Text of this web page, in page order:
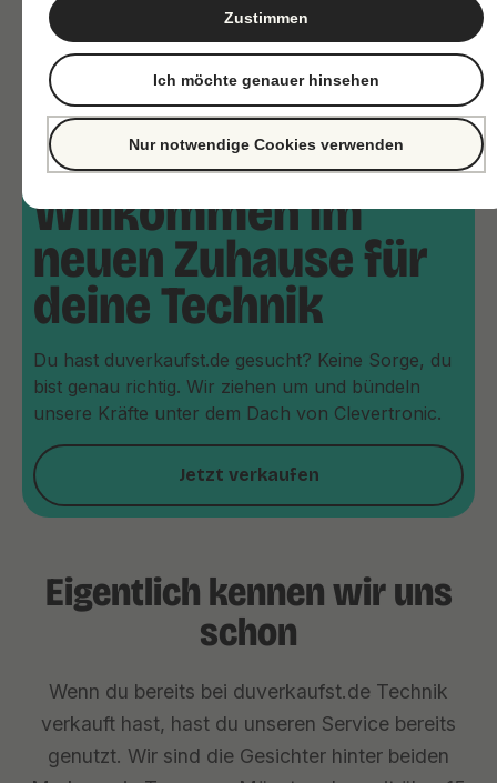
Willkommen im
neuen Zuhause für
deine Technik
Du hast duverkaufst.de gesucht? Keine Sorge, du
bist genau richtig. Wir ziehen um und bündeln
unsere Kräfte unter dem Dach von Clevertronic.
Jetzt verkaufen
Eigentlich kennen wir uns
schon
Wenn du bereits bei duverkaufst.de Technik
verkauft hast, hast du unseren Service bereits
genutzt. Wir sind die Gesichter hinter beiden
Nur notwendige Cookies verwenden
Ich möchte genauer hinsehen
Zustimmen